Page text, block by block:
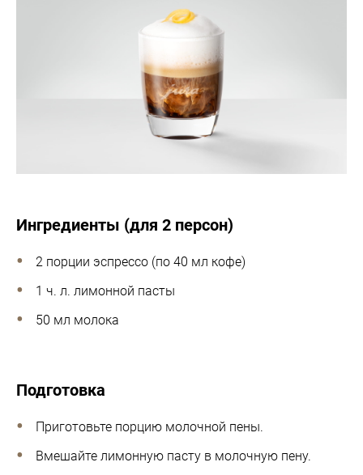
Ингредиенты (для 2 персон)
2 порции эспрессо (по 40 мл кофе)
1 ч. л. лимонной пасты
50 мл молока
Подготовка
Приготовьте порцию молочной пены.
Вмешайте лимонную пасту в молочную пену.